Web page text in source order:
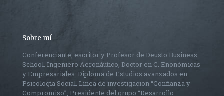
Sobre mí
Conferenciante, escritor y Profesor de Deusto Business
School. Ingeniero Aeronáutico, Doctor en C. Enonómicas
y Empresariales. Diploma de Estudios avanzados en
Psicología Social. Línea de investigacion “Confianza y
Compromiso”, Presidente del grupo “Desarrollo